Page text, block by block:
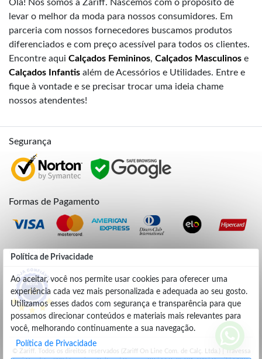
Política de Privacidade
Ao aceitar, você nos permite usar cookies para oferecer uma
experiência cada vez mais personalizada e adequada ao seu gosto.
Utilizamos esses dados com segurança e transparência para que
possamos direcionar conteúdos e materiais mais relevantes para
você, melhorando continuamente a sua navegação.
Política de Privacidade
Olá! Nós somos a Zariff. Nascemos com o propósito de
levar o melhor da moda para nossos consumidores. Em
parceria com nossos fornecedores buscamos produtos
diferenciados e com preço acessível para todos os clientes.
Encontre aqui Calçados Femininos, Calçados Masculinos e
Calçados Infantis além de Acessórios e Utilidades. Entre e
fique à vontade e se precisar trocar uma ideia chame
nossos atendentes!
Segurança
Formas de Pagamento
Credibilidade
4.9
© Zariff. Todos os direitos reservados (Zariff On Line Com. de Calç. Ltda.) | Travessa